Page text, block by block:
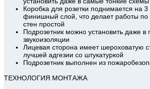
Коробка для розетки поднимается на
финишный слой, что делает работы по
стен простой
Подрозетник можно установить даже в
звукоизоляции
Лицевая сторона имеет шероховатую
лучшей адгезии со штукатуркой
Подрозетник выполнен из
ТЕХНОЛОГИЯ МОНТАЖА